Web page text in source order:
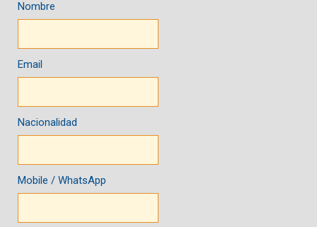
Nombre
Email
Nacionalidad
Mobile / WhatsApp